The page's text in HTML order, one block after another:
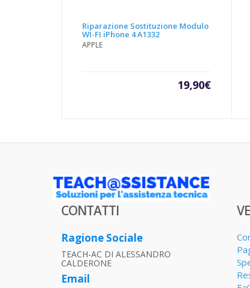
Riparazione Sostituzione Modulo
WI-FI iPhone 4 A1332
APPLE
19,90€
CONTATTI
Ragione Sociale
TEACH-AC DI ALESSANDRO
CALDERONE
Email